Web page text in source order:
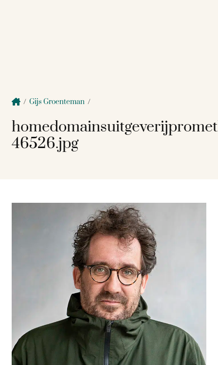
/ Gijs Groenteman /
46526.jpg